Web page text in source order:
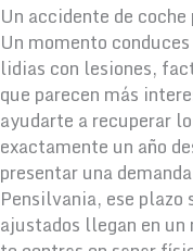
Un accidente de
Un momento
lidias con lesiones,
que parecen más
ayudarte a recuperar
exactamente un año
presentar una
Pensilvania, ese plazo
ajustados llegan en